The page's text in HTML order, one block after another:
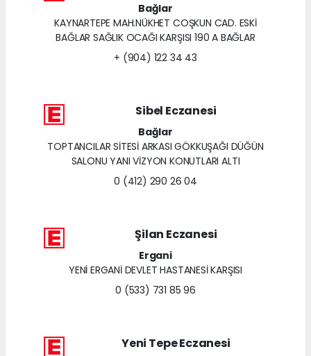
Bağlar
KAYNARTEPE MAH.NÜKHET COŞKUN CAD. ESKİ
BAĞLAR SAĞLIK OCAĞI KARŞISI 190 A BAĞLAR
+ (904) 122 34 43
Sibel Eczanesi
Bağlar
TOPTANCILAR SİTESİ ARKASI GÖKKUŞAĞI DÜĞÜN
SALONU YANI VİZYON KONUTLARI ALTI
0 (412) 290 26 04
Şilan Eczanesi
Ergani
YENİ ERGANİ DEVLET HASTANESİ KARŞISI
0 (533) 731 85 96
Yeni Tepe Eczanesi